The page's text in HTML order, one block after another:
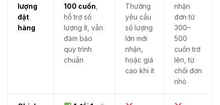
lượng
đặt
hàng
100 cuốn
hỗ trợ số
lượng ít, vẫn
đảm bảo
quy trình
chuẩn
Thường
yêu cầu
số lượng
lớn mới
nhận,
hoặc giá
cao khi ít
nhận
đơn từ
300–
500
cuốn trở
lên, từ
chối đơn
nhỏ